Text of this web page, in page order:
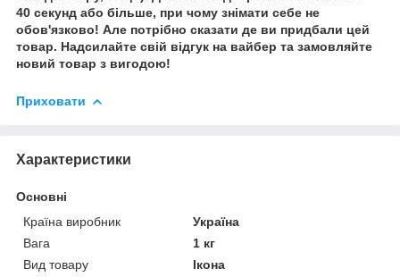
40 секунд або більше, при чому знімати себе не
обов'язково! Але потрібно сказати де ви придбали цей
товар. Надсилайте свій відгук на вайбер та замовляйте
новий товар з вигодою!
Приховати
Характеристики
Основні
Країна виробник
Україна
Вага
1 кг
Вид товару
Ікона